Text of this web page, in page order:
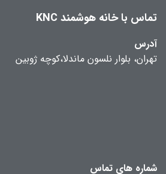
تماس با خانه هوشمند KNC
آدرس
تهران، بلوار نلسون ماندلا،کوچه ژوبین
شماره های تماس